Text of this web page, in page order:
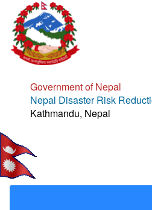
Government of Nepal
Nepal Disaster Risk
Kathmandu, Nepal